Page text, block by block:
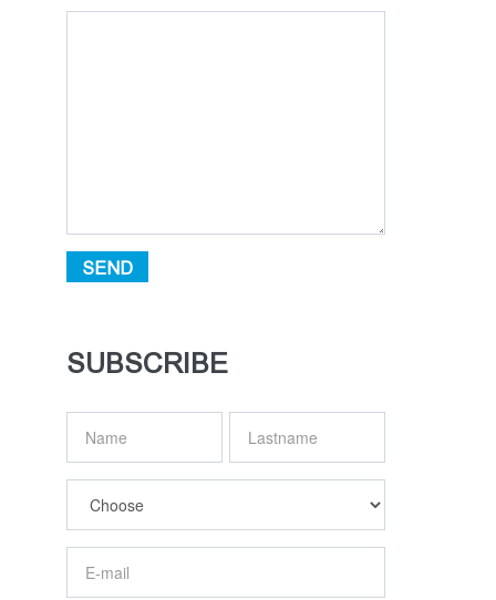
SEND
SUBSCRIBE